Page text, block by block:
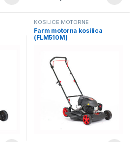
KOSILICE MOTORNE
Farm motorna kosilica
(FLM510M)